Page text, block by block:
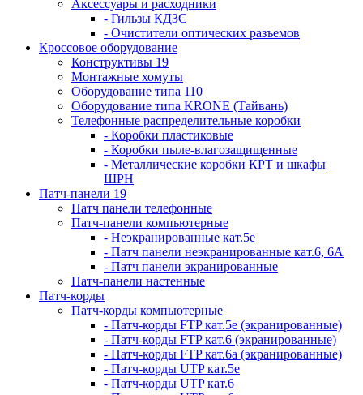
Аксессуары и расходники
- Гильзы КДЗС
- Очистители оптических разъемов
Кроссовое оборудование
Конструктивы 19
Монтажные хомуты
Оборудование типа 110
Оборудование типа KRONE (Тайвань)
Телефонные распределительные коробки
- Коробки пластиковые
- Коробки пыле-влагозащищенные
- Металлические коробки КРТ и шкафы
ШРН
Патч-панели 19
Патч панели телефонные
Патч-панели компьютерные
- Неэкранированные кат.5е
- Патч панели неэкранированные кат.6, 6А
- Патч панели экранированные
Патч-панели настенные
Патч-корды
Патч-корды компьютерные
- Патч-корды FTP кат.5е (экранированные)
- Патч-корды FTP кат.6 (экранированные)
- Патч-корды FTP кат.6а (экранированные)
- Патч-корды UTP кат.5е
- Патч-корды UTP кат.6